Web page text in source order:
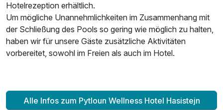
Hotelrezeption erhältlich.
Um mögliche Unannehmlichkeiten im Zusammenhang mit
der Schließung des Pools so gering wie möglich zu halten,
haben wir für unsere Gäste zusätzliche Aktivitäten
vorbereitet, sowohl im Freien als auch im Hotel.
Alle Infos zum Pytloun Wellness Hotel Hasistejn